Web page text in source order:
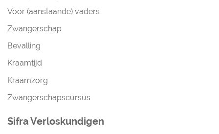
Voor (aanstaande) vaders
Zwangerschap
Bevalling
Kraamtijd
Kraamzorg
Zwangerschapscursus
Sifra Verloskundigen